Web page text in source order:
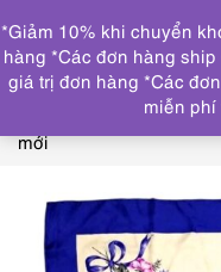
Trang chủ KHĂN, CÀ
Khăn lụa vuông-Floral
mới
*Giảm 10% khi chuyển
hàng *Các đơn hàng
giá trị đơn hàng *Các
miễn